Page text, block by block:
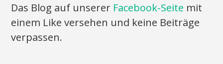
Das Blog auf unserer Facebook-Seite mit
einem Like versehen und keine Beiträge
verpassen.